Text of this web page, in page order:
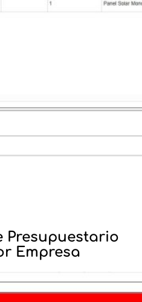
Presupuestario
Empresa